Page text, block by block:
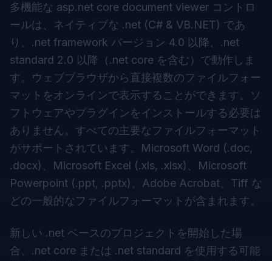
多機能な asp.net core document viewer コントロ
ールは、ネイティブな .net (C# & VB.NET) であ
り、.net framework バージョン 4.0 以降、.net
standard 2.0 以降（.net core を含む）で動作しま
す。ウェブブラウザから直接複数のファイルフォー
マットをオンラインで表示することができます。ソ
フトウェアやプラグインをインストールする必要は
ありません。すべての主要なファイルフォーマット
がサポートされています。Microsoft Word (.doc,
.docx)、Microsoft Excel (.xls, .xlsx)、Microsoft
Powerpoint (.ppt, .pptx)、Adobe Acrobat、Tiff な
どの一般的なファイルフォーマットが含まれます。
新しい .net ベースのプロジェクトを開始した場
合、.net core または .net standard を使用する可能